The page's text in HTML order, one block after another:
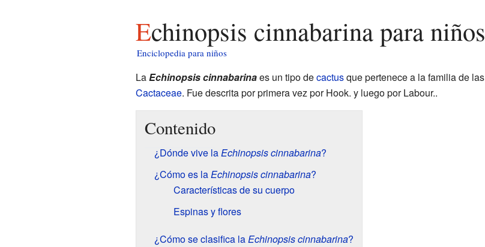
Echinopsis cinnabarina para niños
Enciclopedia para niños
LaEchinopsis cinnabarinaes un tipo decactusque pertenece a la familia de las
Cactaceae. Fue descrita por primera vez por Hook. y luego por Labour..
Contenido
¿Dónde vive laEchinopsis cinnabarina?
¿Cómo es laEchinopsis cinnabarina?
Características de su cuerpo
Espinas y flores
¿Cómo se clasifica laEchinopsis cinnabarina?